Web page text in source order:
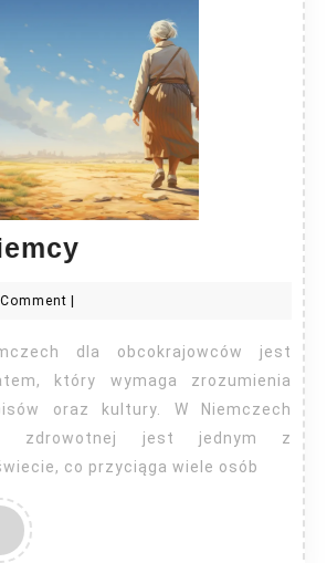
który wymaga zrozumienia
oraz kultury. W Niemczech
zdrowotnej jest jednym z
co przyciąga wiele osób